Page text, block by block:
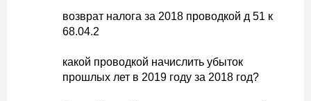
возврат налога за 2018 проводкой д 51 к
68.04.2
какой проводкой начислить убыток
прошлых лет в 2019 году за 2018 год?